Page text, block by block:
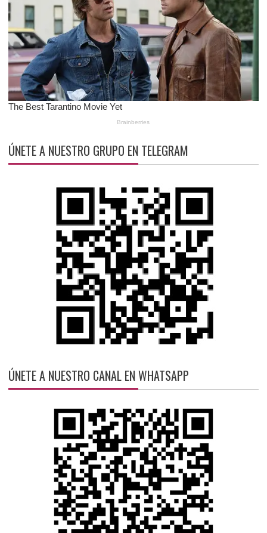
ÚNETE A NUESTRO GRUPO EN TELEGRAM
ÚNETE A NUESTRO CANAL EN WHATSAPP